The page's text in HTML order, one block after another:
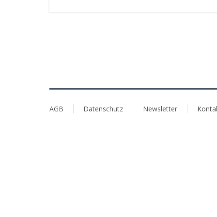
AGB Datenschutz Newsletter